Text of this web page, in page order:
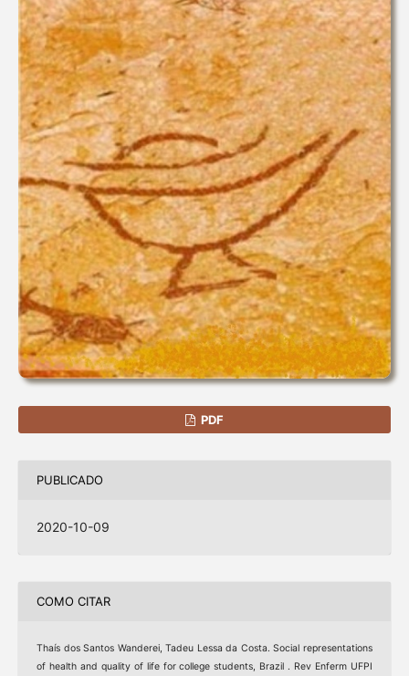
PDF
PUBLICADO
2020-10-09
COMO CITAR
Thaís dos Santos Wanderei, Tadeu Lessa da Costa. Social representations
of health and quality of life for college students, Brazil . Rev Enferm UFPI